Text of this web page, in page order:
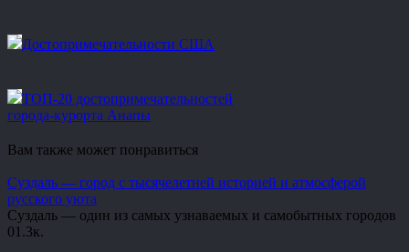
Достопримечательности США
ТОП-20 достопримечательностей
города-курорта Анапы
Вам также может понравиться
Суздаль — город с тысячелетней историей и атмосферой
русского уюта
Суздаль — один из самых узнаваемых и самобытных городов
01.3к.